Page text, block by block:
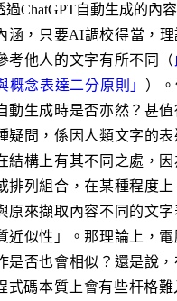
過ChatGPT自動生成的內
涵，只要AI調校得當，
考他人的文字有所不同（
概念表達二分原則」 ）
動生成時是否亦然？甚
疑問，係因人類文字的
結構上有其不同之處，
排列組合，在某種程度
原來擷取內容不同的文
近似性」。那理論上，
是否也會相似？還是說
式碼本質上會有些杆格